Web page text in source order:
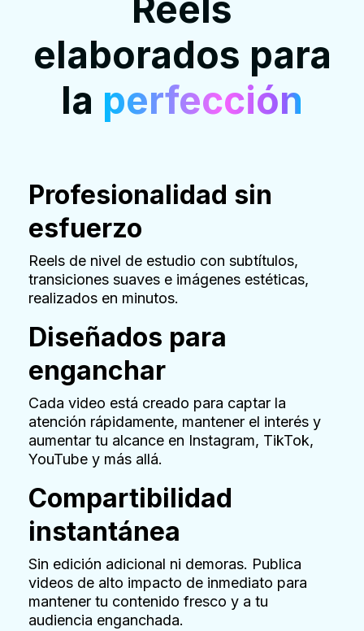
elaborados para
la perfección
Profesionalidad sin
esfuerzo
Reels de nivel de estudio con subtítulos,
transiciones suaves e imágenes estéticas,
realizados en minutos.
Diseñados para
enganchar
Cada video está creado para captar la
atención rápidamente, mantener el interés y
aumentar tu alcance en Instagram, TikTok,
YouTube y más allá.
Compartibilidad
instantánea
Sin edición adicional ni demoras. Publica
videos de alto impacto de inmediato para
mantener tu contenido fresco y a tu
audiencia enganchada.